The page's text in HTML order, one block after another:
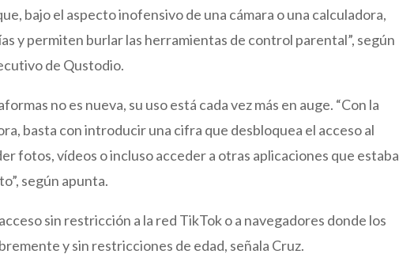
bajo el aspecto inofensivo de una cámara o una calculadora,
y permiten burlar las herramientas de control parental”, según
de Qustodio.
no es nueva, su uso está cada vez más en auge. “Con la
basta con introducir una cifra que desbloquea el acceso al
fotos, vídeos o incluso acceder a otras aplicaciones que
según apunta.
sin restricción a la red TikTok o a navegadores donde los
y sin restricciones de edad, señala Cruz.